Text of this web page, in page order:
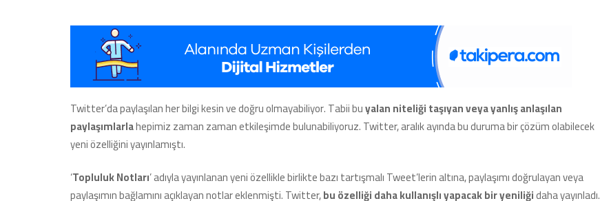
da
Paylaştığınız
‘Yalan
Çıkarsa’
Bildirim
Gönderecek
Twitter’da paylaşılan her bilgi kesin ve doğru olmayabiliyor. Tabii buyalan niteliği taşıyan veya yanlış anlaşılan
paylaşımlarlahepimiz zaman zaman etkileşimde bulunabiliyoruz. Twitter, aralık ayında bu duruma bir çözüm olabilecek
yeni özelliğini yayınlamıştı.
‘Topluluk Notları’ adıyla yayınlanan yeni özellikle birlikte bazı tartışmalı Tweet’lerin altına, paylaşımı doğrulayan veya
paylaşımın bağlamını açıklayan notlar eklenmişti. Twitter,bu özelliği daha kullanışlı yapacakbir yeniliğidaha yayınladı.